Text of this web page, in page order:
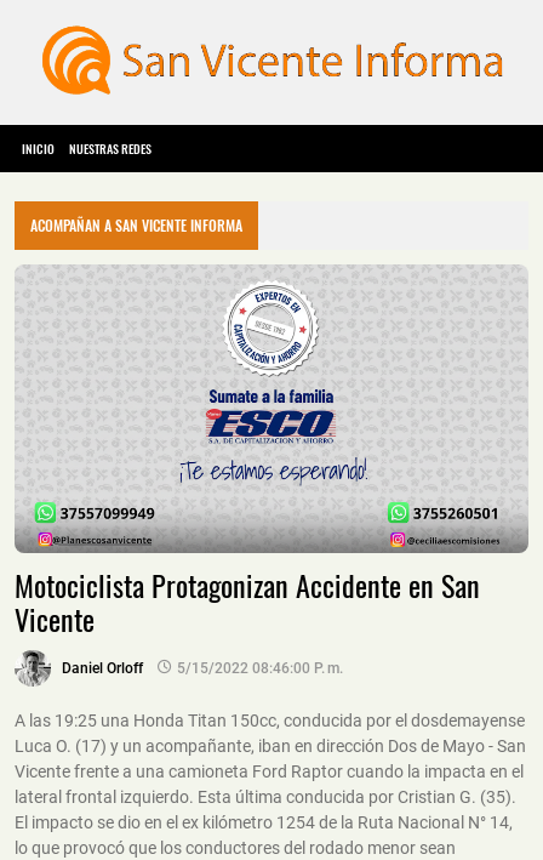
INICIO NUESTRAS REDES
ACOMPAÑAN A SAN VICENTE INFORMA
Motociclista Protagonizan Accidente en San
Vicente
Daniel Orloff 5/15/2022 08:46:00 P. M.
A las 19:25 una Honda Titan 150cc, conducida por el dosdemayense
Luca O. (17) y un acompañante, iban en dirección Dos de Mayo - San
Vicente frente a una camioneta Ford Raptor cuando la impacta en el
lateral frontal izquierdo. Esta última conducida por Cristian G. (35).
El impacto se dio en el ex kilómetro 1254 de la Ruta Nacional N° 14,
lo que provocó que los conductores del rodado menor sean